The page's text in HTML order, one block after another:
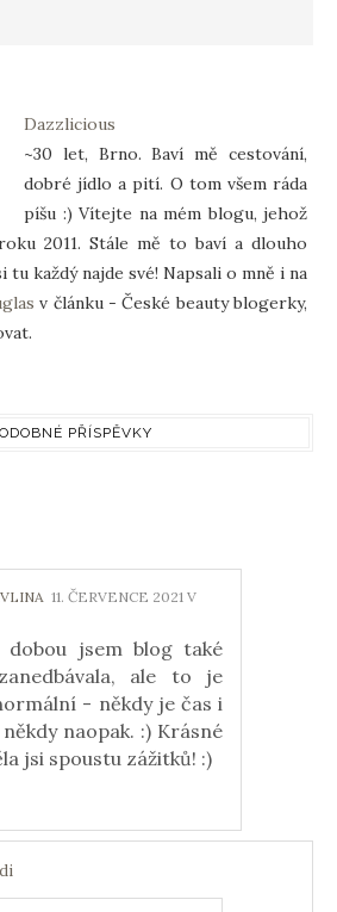
Dazzlicious
~30 let, Brno. Baví mě cestování,
dobré jídlo a pití. O tom všem ráda
píšu :) Vítejte na mém blogu, jehož
2011. Stále mě to baví a dlouho
tu každý najde své! Napsali o mně i na
v článku - České beauty blogerky,
PŘÍSPĚVKY
11. ČERVENCE 2021 V
dobou jsem blog také
ale to je
- někdy je čas i
naopak. :) Krásné
jsi spoustu zážitků! :)